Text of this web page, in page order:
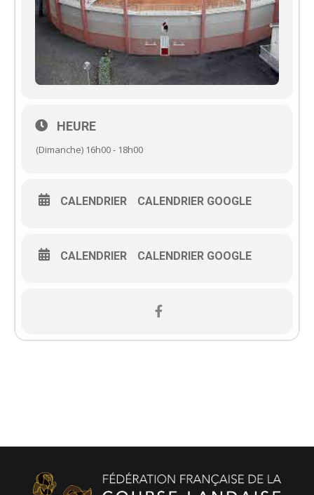
HEURE
(Dimanche) 16h00 - 18h00
CALENDRIER CALENDRIER GOOGLE
CALENDRIER CALENDRIER GOOGLE